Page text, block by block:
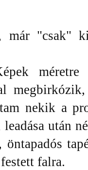
már "csak"
nekik a
után
falra.